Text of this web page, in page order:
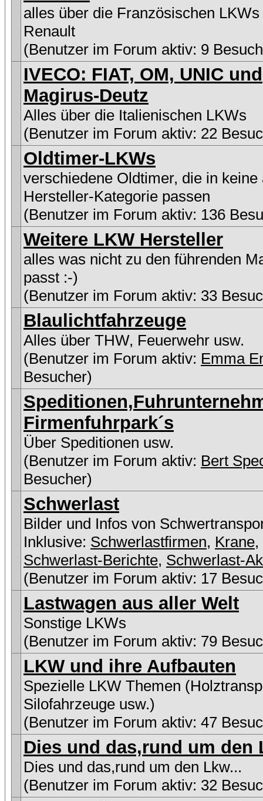
alles über die Französischen LKWs
Renault
(Benutzer im Forum aktiv: 9
IVECO: FIAT, OM, UNIC und
Magirus-Deutz
Alles über die Italienischen LKWs
(Benutzer im Forum aktiv: 22
Oldtimer-LKWs
verschiedene Oldtimer, die in keine
Hersteller-Kategorie passen
(Benutzer im Forum aktiv: 136
Weitere LKW Hersteller
alles was nicht zu den führenden
passt :-)
(Benutzer im Forum aktiv: 33
Blaulichtfahrzeuge
Alles über THW, Feuerwehr usw.
(Benutzer im Forum aktiv: Emma
Besucher)
Firmenfuhrpark´s
Über Speditionen usw.
(Benutzer im Forum aktiv: Bert
Besucher)
Schwerlast
Bilder und Infos von
Inklusive: Schwerlastfirmen, Krane,
Schwerlast-Berichte, Schwerlast-
(Benutzer im Forum aktiv: 17
Lastwagen aus aller Welt
Sonstige LKWs
(Benutzer im Forum aktiv: 79
LKW und ihre Aufbauten
Spezielle LKW Themen
Silofahrzeuge usw.)
(Benutzer im Forum aktiv: 47
Dies und das,rund um den
Dies und das,rund um den Lkw...
(Benutzer im Forum aktiv: 32